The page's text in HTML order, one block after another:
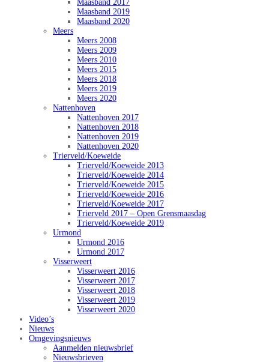
Maasband 2017
Maasband 2019
Maasband 2020
Meers
Meers 2008
Meers 2009
Meers 2010
Meers 2015
Meers 2018
Meers 2019
Meers 2020
Nattenhoven
Nattenhoven 2017
Nattenhoven 2018
Nattenhoven 2019
Nattenhoven 2020
Trierveld/Koeweide
Trierveld/Koeweide 2013
Trierveld/Koeweide 2014
Trierveld/Koeweide 2015
Trierveld/Koeweide 2016
Trierveld/Koeweide 2017
Trierveld 2017 – Open Grensmaasdag
Trierveld/Koeweide 2019
Urmond
Urmond 2016
Urmond 2017
Visserweert
Visserweert 2016
Visserweert 2017
Visserweert 2018
Visserweert 2019
Visserweert 2020
Video’s
Nieuws
Omgevingsnieuws
Aanmelden nieuwsbrief
Nieuwsbrieven